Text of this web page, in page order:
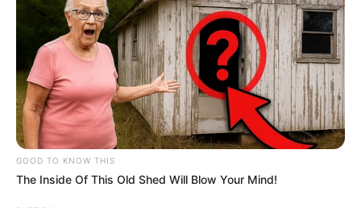
Cuidé a mi madre
en el hospital una
semana, y quedé
helada cuando la
familia de mi
GOOD TO KNOW THIS
The Inside Of This Old Shed Will Blow Your Mind!